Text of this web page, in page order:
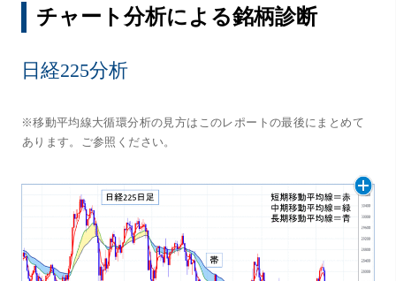
チャート分析による銘柄診断
日経225分析
※移動平均線大循環分析の見方はこのレポートの最後にまとめて
あります。ご参照ください。